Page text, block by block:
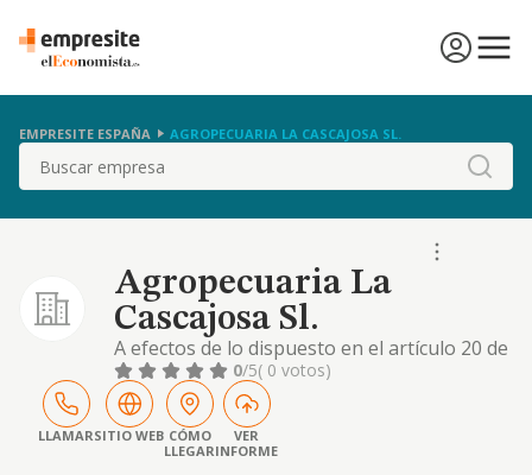
EMPRESITE ESPAÑA AGROPECUARIA LA CASCAJOSA SL.
Buscar
Agropecuaria La
Cascajosa Sl.
A efectos de lo dispuesto en el artículo 20 de
la ley 14/2013 de emprendedores de 27 de
septiembre, ésta sociedad tiene de su
actividad principal el cnae "0150", y su objeto
lo constituye: - producción agrícola
combinada con la producción ganadera. -
0/5( 0 votos)
LLAMARSITIO WEB CÓMO
LLEGAR
VER
INFORME